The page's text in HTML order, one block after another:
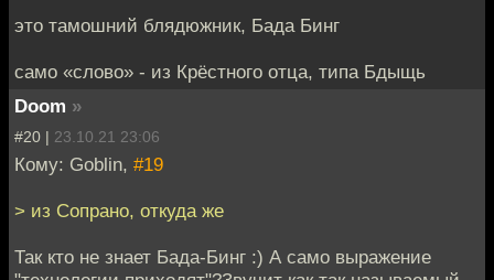
это тамошний блядюжник, Бада Бинг
само «слово» - из Крёстного отца, типа Бдыщь
Doom »
#20 | 23.10.21 23:06
Кому: Goblin, #19
> из Сопрано, откуда же
Так кто не знает Бада-Бинг :) А само выражение